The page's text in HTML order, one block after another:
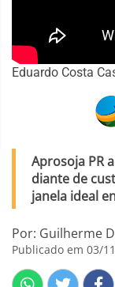
Eduardo Costa
Aprosoja PR
diante de
janela ideal
Por: Guilherme
Publicado em 03/